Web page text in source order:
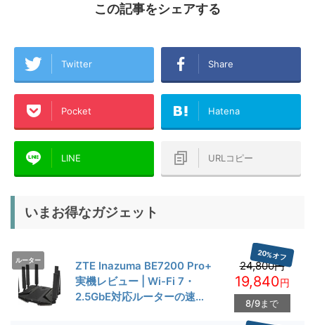
この記事をシェアする
Twitter Share
Pocket Hatena
LINE URLコピー
いまお得なガジェット
ルーター
ZTE Inazuma BE7200 Pro+
実機レビュー | Wi-Fi 7・
2.5GbE対応ルーターの速度
24,800円
20%オフ
19,840円
8/9まで